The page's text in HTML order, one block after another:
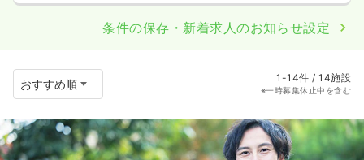
条件の保存・新着求人のお知らせ設定
1-14件 / 14施設
※一時募集休止中を含む